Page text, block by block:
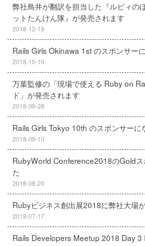
弊社鳥井が翻訳を担当した『ルビィの
ットたんけん隊』が発売されます
2018-12-19
Rails Girls Okinawa 1st のスポンサー
2018-10-19
万葉監修の「現場で使える Ruby on
ド」が発売されます
2018-09-28
Rails Girls Tokyo 10th のスポンサーに
2018-09-10
RubyWorld Conference2018のGoldス
た
2018-08-20
Rubyビジネス創出展2018に弊社大場
2018-07-17
Rails Developers Meetup 2018 Day 3